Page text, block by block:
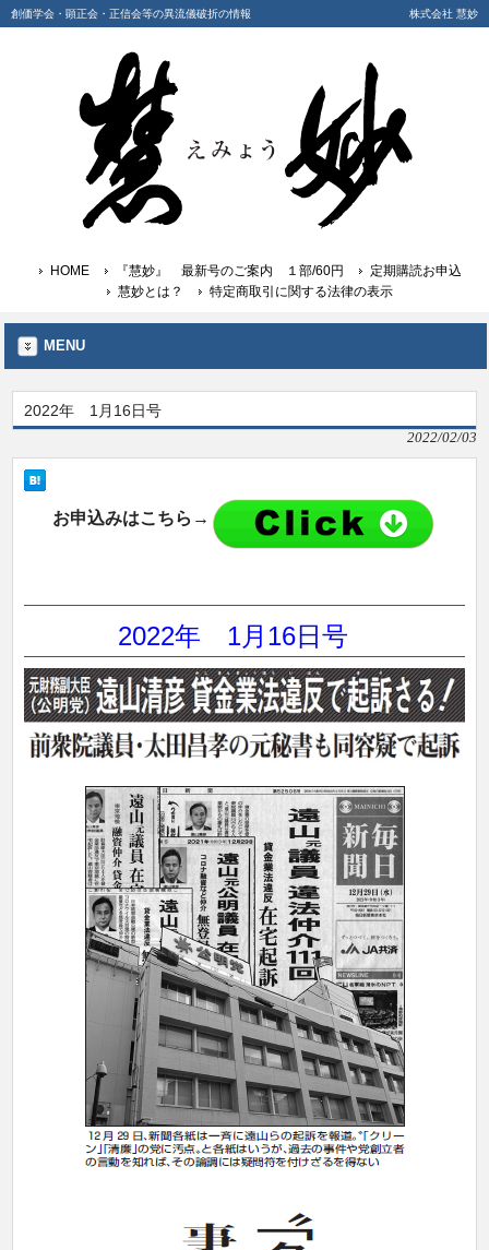
創価学会・顕正会・正信会等の異流儀破折の情報 株式会社 慧妙
HOME 『慧妙』 最新号のご案内 １部/60円
定期購読お申込
慧妙とは？
特定商取引に関する法律の表示
MENU
2022年 1月16日号
2022/02/03
お申込みはこちら→
2022年 1月16日号